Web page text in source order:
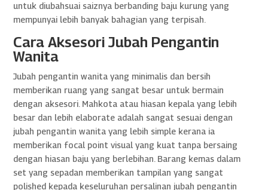
untuk diubahsuai saiznya berbanding baju kurung yang
mempunyai lebih banyak bahagian yang terpisah.
Cara Aksesori Jubah Pengantin
Wanita
Jubah pengantin wanita yang minimalis dan bersih
memberikan ruang yang sangat besar untuk bermain
dengan aksesori. Mahkota atau hiasan kepala yang lebih
besar dan lebih elaborate adalah sangat sesuai dengan
jubah pengantin wanita yang lebih simple kerana ia
memberikan focal point visual yang kuat tanpa bersaing
dengan hiasan baju yang berlebihan. Barang kemas dalam
set yang sepadan memberikan tampilan yang sangat
polished kepada keseluruhan persalinan jubah pengantin